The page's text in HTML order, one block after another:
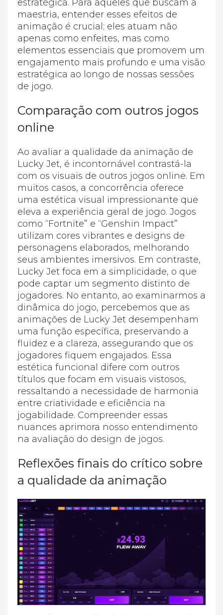
estratégica. Para aqueles que buscam a
maestria, entender esses efeitos de
animação é crucial; eles atuam não
apenas como enfeites, mas como
elementos essenciais que promovem um
engajamento mais profundo e uma visão
estratégica ao longo de nossas sessões
de jogo.
Comparação com outros jogos
online
Ao avaliar a qualidade da animação de
Lucky Jet, é incontornável contrastá-la
com os visuais de outros jogos online. Em
muitos casos, a concorrência oferece
uma estética visual impressionante que
eleva a experiência geral de jogo. Jogos
como “Fortnite” e “Genshin Impact”
utilizam cores vibrantes e designs de
personagens elaborados, melhorando
seus ambientes imersivos. Em contraste,
Lucky Jet foca em a simplicidade, o que
pode captar um segmento distinto de
jogadores. No entanto, ao examinarmos a
dinâmica do jogo, percebemos que as
animações de Lucky Jet desempenham
uma função específica, preservando a
fluidez e a clareza, assegurando que os
jogadores fiquem engajados. Essa
estética funcional difere com outros
títulos que focam em visuais vistosos,
ressaltando a necessidade de harmonia
entre criatividade e eficiência na
jogabilidade. Compreender essas
nuances aprimora nosso entendimento
na avaliação do design de jogos.
Reflexões finais do crítico sobre
a qualidade da animação